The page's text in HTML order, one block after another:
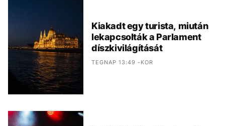
Kiakadt egy turista, miután
lekapcsolták a Parlament
díszkivilágítását
TEGNAP 13:49 -KOR